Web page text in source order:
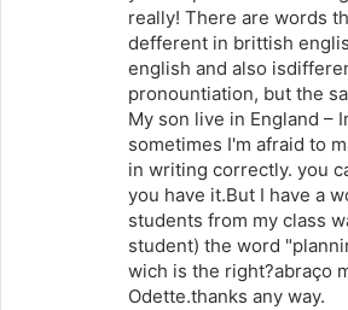
:
really! There are words
defferent in brittish
english and also
pronountiation, but the
My son live in England –
sometimes I'm afraid to
in writing correctly. you
you have it.But I have a
students from my class
student) the word
wich is the right?abraço
Odette.thanks any way.